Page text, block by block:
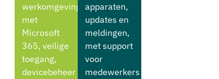
werkomgeving
met
Microsoft
365, veilige
toegang,
devicebeheer
apparaten,
updates en
meldingen,
met support
voor
medewerkers